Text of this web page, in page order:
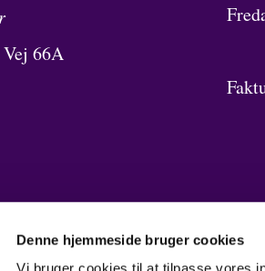
Denne hjemmeside bruger cookies
Vej 66A